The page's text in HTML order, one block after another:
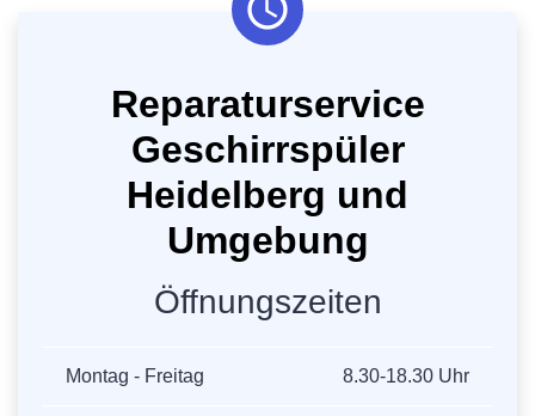
Reparaturservice
Geschirrspüler
Heidelberg und
Umgebung
Öffnungszeiten
Montag - Freitag 8.30-18.30 Uhr